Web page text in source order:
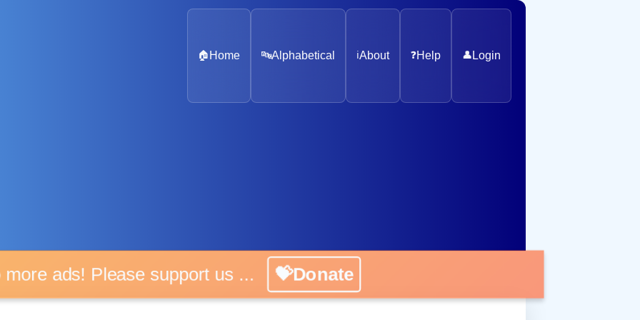
🏠 Home 🔤Alphabetical ℹ️About ❓Help 👤Login
more ads! Please support us ... 💝Donate